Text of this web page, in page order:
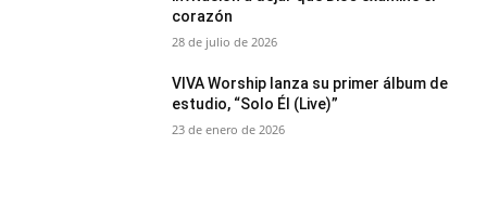
corazón
28 de julio de 2026
VIVA Worship lanza su primer álbum de
estudio, “Solo Él (Live)”
23 de enero de 2026